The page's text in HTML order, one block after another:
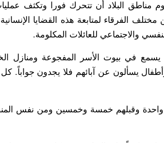
مناطق البلاد أن تتحرك فورا وتكثف
الفرقاء لمتابعة هذه القضايا الإنسانية
والاجتماعي للعائلات المكلومة.
في بيوت الأسر المفجوعة ومنازل
يسألون عن آبائهم فلا يجدون جواباً. كل
وقبلهم خمسة وخمسين ومن نفس